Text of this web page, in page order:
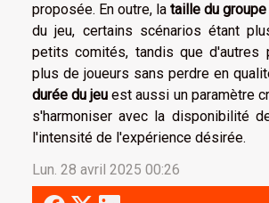
proposée. En outre, la taille du groupe
du jeu, certains scénarios étant
petits comités, tandis que d'autres
plus de joueurs sans perdre en
durée du jeu est aussi un paramètre
s'harmoniser avec la disponibilité
l'intensité de l'expérience désirée.
Lun. 28 avril 2025 00:26